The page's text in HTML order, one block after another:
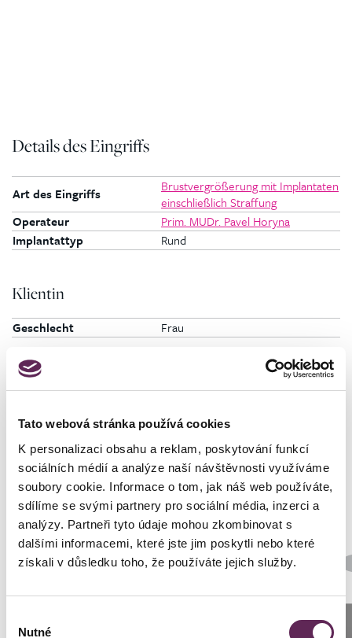
Tato webová stránka používá cookies
K personalizaci obsahu a reklam, poskytování funkcí
sociálních médií a analýze naší návštěvnosti využíváme
soubory cookie. Informace o tom, jak náš web používáte,
sdílíme se svými partnery pro sociální média, inzerci a
analýzy. Partneři tyto údaje mohou zkombinovat s
dalšími informacemi, které jste jim poskytli nebo které
získali v důsledku toho, že používáte jejich služby.
souhlasu
Nutné
Details des Eingriffs
Art des Eingriffs
Brustvergrößerung mit Implantaten
einschließlich Straffung
Operateur
Prim. MUDr. Pavel Horyna
Implantattyp
Rund
Klientin
Geschlecht Frau
Fotos vorher und nachher
Der behandelnde Arzt
Prim. MUDr. Petr Pachman
Art der Implantate